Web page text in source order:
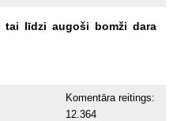
tai līdzi augoši bomži dara
Komentāra reitings:
12.364